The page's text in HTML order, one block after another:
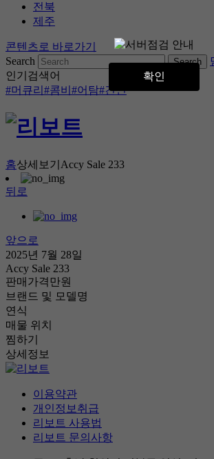
확인
전북
제주
콘텐츠로 바로가기
Search
인기검색어
#머큐리 #콤비 #어탐#견인
홈상세보기 Accy Sale 233
뒤로
앞으로
2025년 7월 28일
Accy Sale 233
판매가격 만원
브랜드 및 모델명
연식
매물 위치
찜하기
상세정보
이용약관
개인정보취급
리보트 사용법
리보트 문의사항